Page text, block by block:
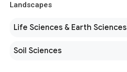
Landscapes
Life Sciences & Earth Sciences
Soil Sciences